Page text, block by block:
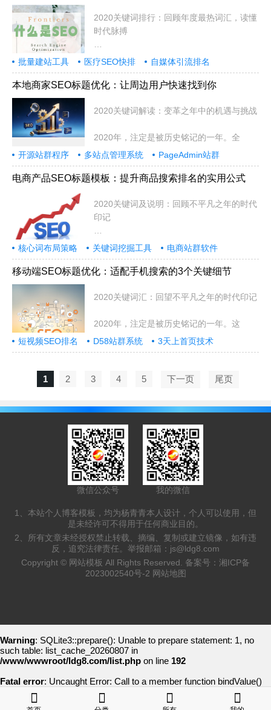
2020关键词排行：回顾年度最热词汇，读懂
时代脉搏
2020年注定是不平凡的一年。
批量建站工具 医疗SEO快排 自媒体引流排名
本地商家SEO标题优化：让周边用户快速找到你
2020关键词解读：变革之年中的机遇与挑战
2020年，注定是被历史铭记的一年。全
开源站群程序
多站点管理系统 PageAdmin站群
电商产品SEO标题模板：提升商品搜索排名的实用公式
2020关键词及说明：回顾不平凡之年的时代
印记
2020年，注定是被历史铭记的一年
核心词布局策略 关键词挖掘工具 电商站群软件
移动端SEO标题优化：适配手机搜索的3个关键细节
2020关键词汇：回望不平凡之年的时代印记
2020年，注定是被历史铭记的一年。这
短视频SEO排名
D58站群系统 3天上首页技术
1 2 3 4 5 下一页 尾页
微信公众号 我的微信
1、本站个人博客模板，均为杨青青本人设计，个人可以使用，但
是未经许可不得用于任何商业目的。
2、所有文章未经授权禁止转载、摘编、复制或建立镜像，如有违
反，追究法律责任。举报邮箱： js@ldg8.com
Copyright © 网站模板 All Rights Reserved. 备案号： 湘ICP备
2023002540号-2 网站地图
Warning: SQLite3::prepare(): Unable to prepare statement: 1, no
such table: list_cache_20260807 in
/www/wwwroot/ldg8.com/list.php on line 192
Fatal error: Uncaught Error: Call to a member function bindValue()
on bool in /www/wwwroot/ldg8.com/list.php:193 Stack trace: #0
/www/wwwroot/ldg8.com/list.php(78): writeCache() #1 {main} thrown